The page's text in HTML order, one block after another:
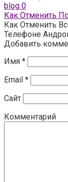
blog 0
Как Отменить
Как Отменить
Телефоне
Добавить
Имя *
Email *
Сайт
Комментарий